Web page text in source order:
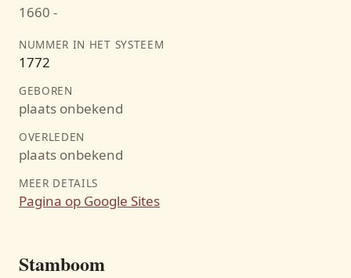
1660 -
NUMMER IN HET SYSTEEM
1772
GEBOREN
plaats onbekend
OVERLEDEN
plaats onbekend
MEER DETAILS
Pagina op Google Sites
Stamboom